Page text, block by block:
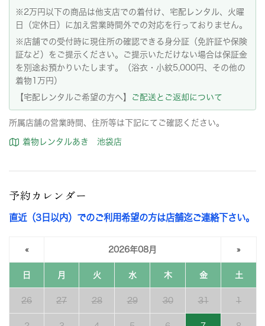
※2万円以下の商品は他支店での着付け、宅配レンタル、火曜
日（定休日）に加え営業時間外での対応を行っておりません。
※店舗での受付時に現住所の確認できる身分証（免許証や保険
証など）をご提示ください。ご提示いただけない場合は保証金
を別途お預かりいたします。（浴衣・小紋5,000円、その他の
着物1万円）
【宅配レンタルご希望の方へ】
ご配送とご返却について
所属店舗の営業時間、住所等は下記にてご確認ください。
着物レンタルあき 池袋店
予約カレンダー
直近（3日以内）でのご利用希望の方は店舗迄ご連絡下さい。
« 2026年08月 »
日 月 火 水 木 金 土
26 27 28 29 30 31 1